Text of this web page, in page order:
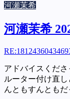
河瀬茉希
河瀬茉希
RE:
アドバイスくだ
ルーター付け直
んともすんとも